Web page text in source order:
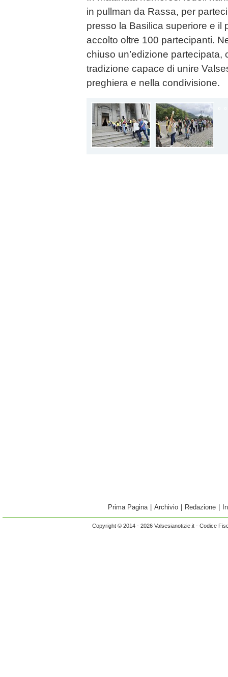
in pullman da Rassa, per
presso la Basilica superiore e il
accolto oltre 100 partecipanti.
chiuso un’edizione partecipata,
tradizione capace di unire
preghiera e nella condivisione.
Prima Pagina Archivio Redazione
Copyright © 2014 - 2026 Valsesianotizie.it - Codice